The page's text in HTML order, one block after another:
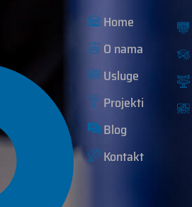
Home
O nama
Usluge
Projekti
Blog
Kontakt